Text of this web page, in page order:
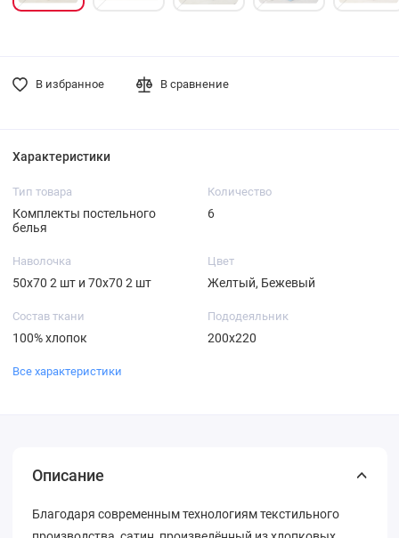
В избранное В сравнение
Характеристики
Тип товара
Комплекты постельного
белья
Количество
6
Наволочка
50х70 2 шт и 70х70 2 шт
Цвет
Желтый, Бежевый
Состав ткани
100% хлопок
Пододеяльник
200х220
Все характеристики
Описание
Благодаря современным технологиям текстильного